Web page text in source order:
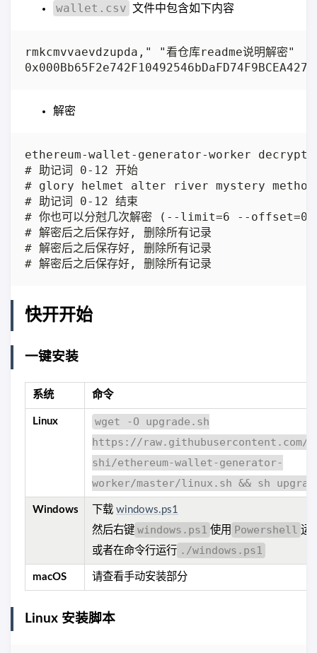
wallet.csv 文件中包含如下内容
解密
快开开始
一键安装
系统 命令
Linux
wget -O upgrade.sh
https://raw.githubusercontent.com/
shi/ethereum-wallet-generator-
worker/master/linux.sh && sh
Windows 下载 windows.ps1
然后右键 windows.ps1 使用 Powershell 运
或者在命令行运行 ./windows.ps1
macOS 请查看手动安装部分
Linux 安装脚本